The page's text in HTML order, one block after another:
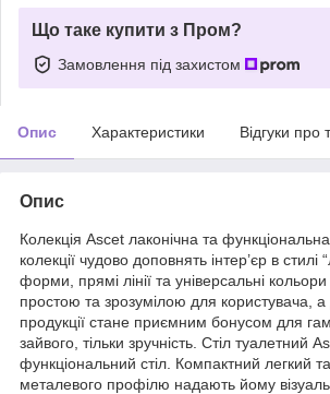
Що таке купити з Пром?
Замовлення під захистом
Опис Характеристики Відгуки про
Опис
Колекція Ascet лаконічна та
колекції чудово доповнять інтер’єр в стилі
форми, прямі лінії та універсальні
простою та зрозумілою для користувача, а
продукції стане приємним бонусом для
зайвого, тільки зручність. Стіл туалетний
функціональний стіл. Компактний легкий
металевого профілю надають йому